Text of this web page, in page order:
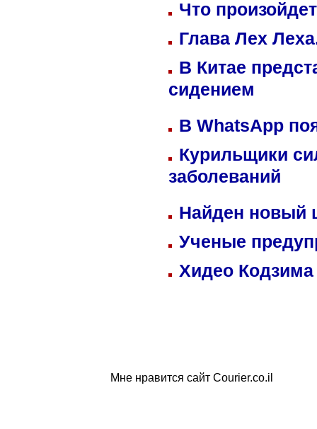
Что
Глава Лех
В Китае
сидением
В WhatsApp
Курильщики
заболеваний
Найден
Ученые
Хидео
Мне нравится сайт Courier.co.il